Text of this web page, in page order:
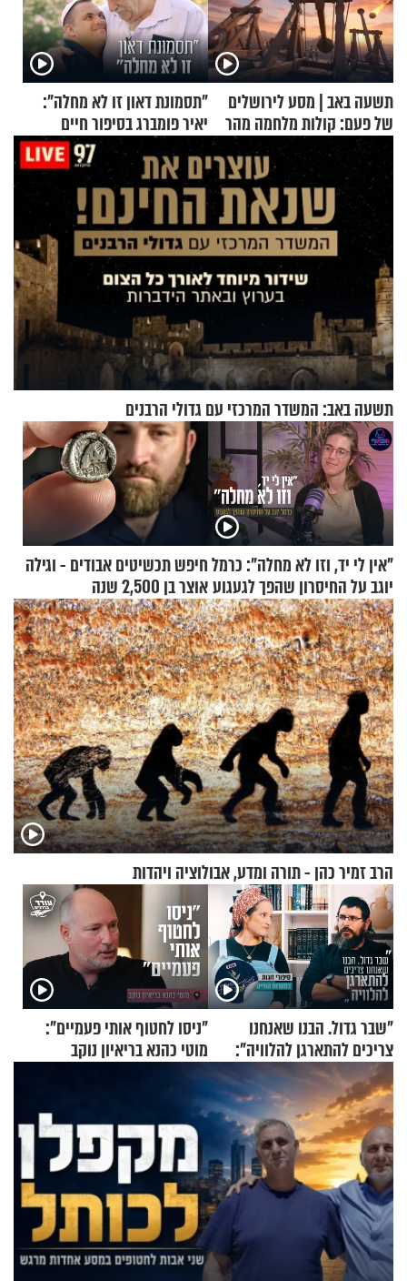
תשעה באב | מסע לירושלים
של פעם: קולות מלחמה מהר
הזיתים
"תסמונת דאון זו לא מחלה":
יאיר פומברג בסיפור חיים
מעורר השראה
תשעה באב: המשדר המרכזי עם גדולי הרבנים
"אין לי יד, וזו לא מחלה": כרמל
יוגב על החיסרון שהפך לגעגוע
חיפש תכשיטים אבודים - וגילה
אוצר בן 2,500 שנה
הרב זמיר כהן - תורה ומדע, אבולוציה ויהדות
"שבר גדול. הבנו שאנחנו
צריכים להתארגן להלוויה":
זוגיות במבחן, הפעם עם מרים
וגד דנינו
"ניסו לחטוף אותי פעמיים":
מוטי כהנא בריאיון נוקב